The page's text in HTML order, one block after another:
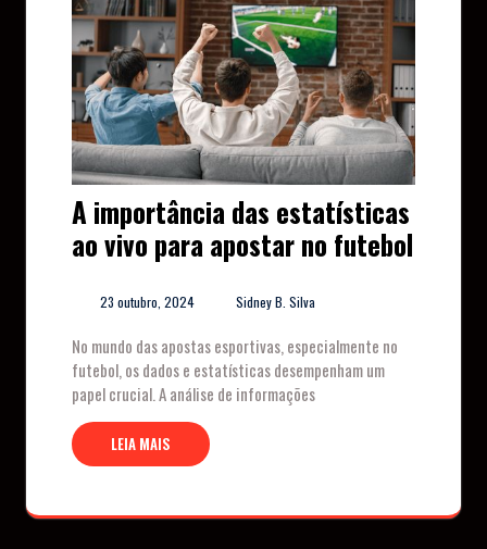
A importância das estatísticas
ao vivo para apostar no futebol
23 outubro, 2024 Sidney B. Silva
No mundo das apostas esportivas, especialmente no
futebol, os dados e estatísticas desempenham um
papel crucial. A análise de informações
LEIA MAIS